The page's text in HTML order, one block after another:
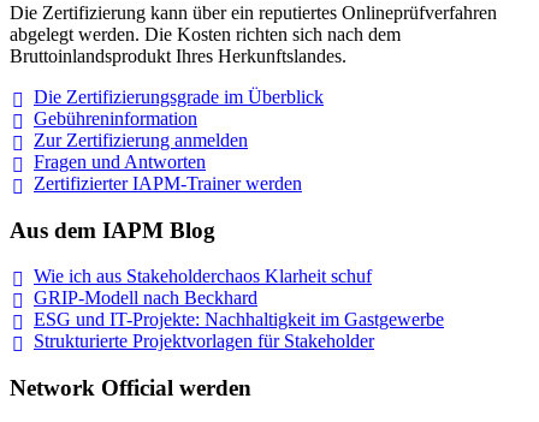
Die Zertifizierung kann über ein reputiertes Onlineprüfverfahren
abgelegt werden. Die Kosten richten sich nach dem
Bruttoinlandsprodukt Ihres Herkunftslandes.
Die Zertifizierungsgrade im Überblick
Gebühreninformation
Zur Zertifizierung anmelden
Fragen und Antworten
Zertifizierter IAPM-Trainerwerden
Aus dem IAPM Blog
Wie ich aus Stakeholderchaos Klarheit schuf
GRIP-Modell nach Beckhard
ESG und IT-Projekte: Nachhaltigkeit im Gastgewerbe
Strukturierte Projektvorlagen für Stakeholder
Network Official werden